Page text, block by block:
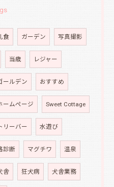
食 ガーデン 写真撮影
当歳 レジャー
ールデン おすすめ
ームページ Sweet Cottage
リーバー 水遊び
診断 マグチワ 温泉
舎 狂犬病 犬舎業務